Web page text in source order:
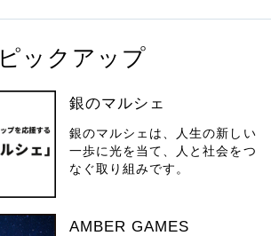
ピックアップ
銀のマルシェ
銀のマルシェは、人生の新しい
一歩に光を当て、人と社会をつ
なぐ取り組みです。
AMBER GAMES